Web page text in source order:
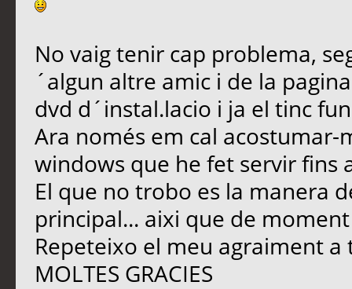
No vaig tenir cap problema,
´algun altre amic i de la
dvd d´instal.lacio i ja el tinc
Ara només em cal
windows que he fet servir fins
El que no trobo es la manera
principal... aixi que de
Repeteixo el meu agraiment
MOLTES GRACIES